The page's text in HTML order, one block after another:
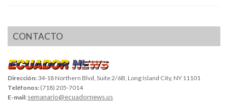
CONTACTO
Dirección: 34-18 Northern Blvd, Suite 2/6B, Long Island City, NY 11101
Teléfonos: (718) 205-7014
E-mail: semanario@ecuadornews.us